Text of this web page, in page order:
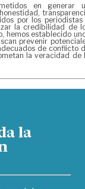
en generar
por los periodistas
la credibilidad de
hemos establecido
prevenir
de conflicto
la veracidad de
la